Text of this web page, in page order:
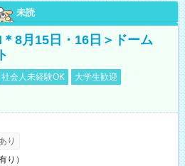
未読
8月15日・16日＞ドーム
社会人未経験OK
大学生歓迎
り
り）